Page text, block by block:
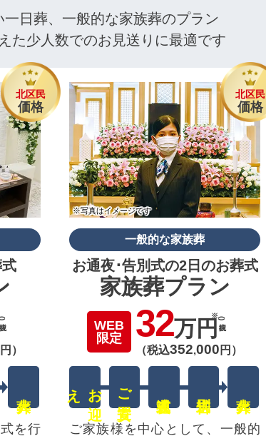
一日葬、一般的な家族葬のプラン
た少人数でのお見送りに最適です
北区民
価格
抜)
円）
を行
北区民
価格
※写真はイメージです
一般的な家族葬
お通夜･告別式の2日のお葬式
家族葬プラン
WEB
限定
32万円 (税抜)
（税込352,000 円）
お
迎
え ご安置
ご家族様を中心として、一般的